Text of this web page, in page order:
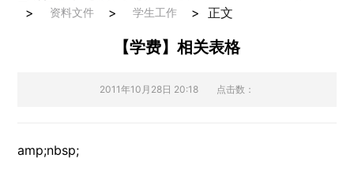
> 资料文件 >学生工作 > 正文
【学费】相关表格
2011年10月28日 20:18 点击数：
amp;nbsp;